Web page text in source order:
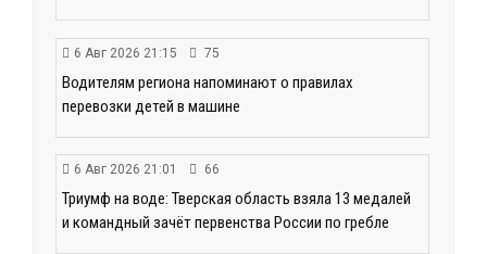
6 Авг 2026 21:15 75
Водителям региона напоминают о правилах
перевозки детей в машине
6 Авг 2026 21:01 66
Триумф на воде: Тверская область взяла 13 медалей
и командный зачёт первенства России по гребле